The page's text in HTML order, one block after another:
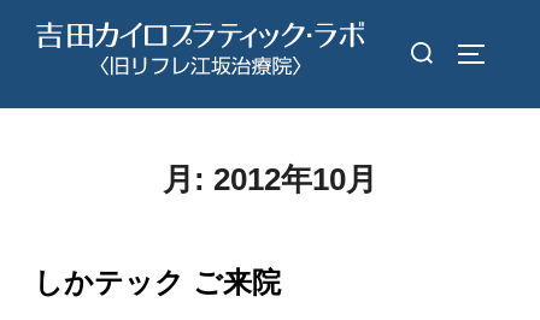
検
対
月: 2012年10月
しかテック ご来院